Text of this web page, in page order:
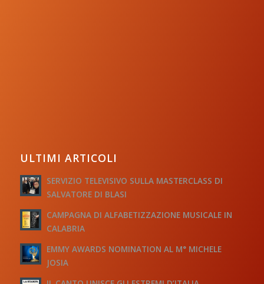
ULTIMI ARTICOLI
SERVIZIO TELEVISIVO SULLA MASTERCLASS DI
SALVATORE DI BLASI
CAMPAGNA DI ALFABETIZZAZIONE MUSICALE IN
CALABRIA
EMMY AWARDS NOMINATION AL M° MICHELE
JOSIA